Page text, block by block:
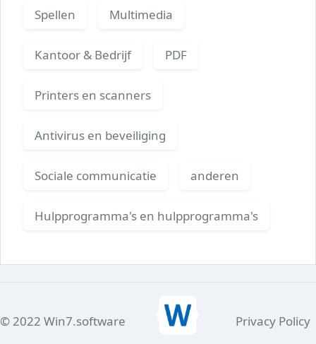
Spellen Multimedia
Kantoor & Bedrijf PDF
Printers en scanners
Antivirus en beveiliging
Sociale communicatie anderen
Hulpprogramma's en hulpprogramma's
© 2022 Win7.software Privacy Policy